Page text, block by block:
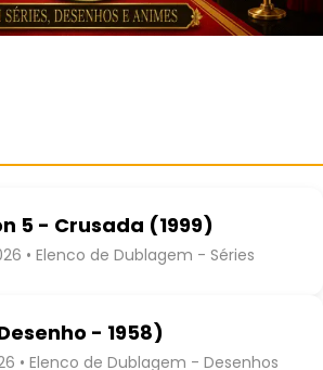
5 - Crusada (1999)
• Elenco de Dublagem - Séries
- 1958)
• Elenco de Dublagem - Desenhos